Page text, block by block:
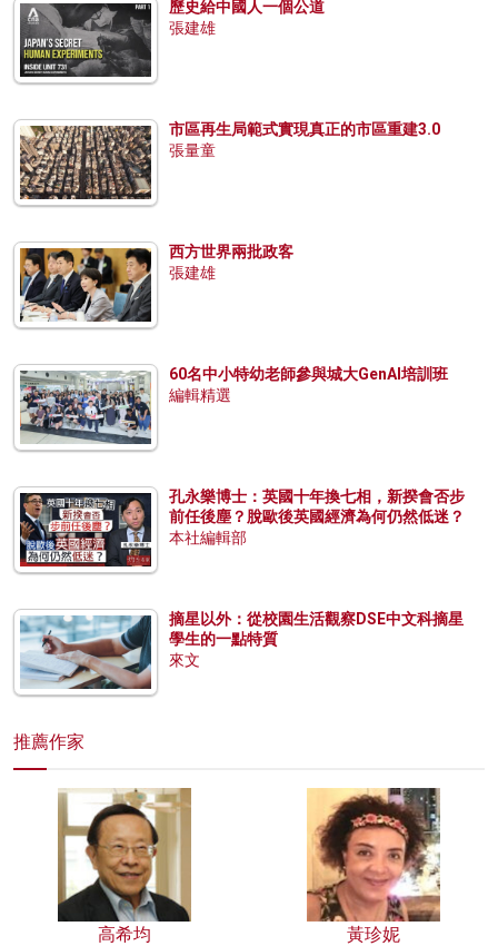
歷史給中國人一個公道
張建雄
市區再生局範式實現真正的市區重建3.0
張量童
西方世界兩批政客
張建雄
60名中小特幼老師參與城大GenAI培訓班
編輯精選
孔永樂博士：英國十年換七相，新揆會否步
前任後塵？脫歐後英國經濟為何仍然低迷？
本社編輯部
摘星以外：從校園生活觀察DSE中文科摘星
學生的一點特質
來文
推薦作家
高希均 黃珍妮